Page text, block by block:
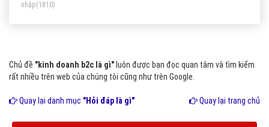
nhập(1810)
Chủ đề "kinh doanh b2c là gì" luôn được bạn đọc quan tâm và tìm kiếm
rất nhiều trên web của chúng tôi cũng như trên Google.
Quay lại danh mục "Hỏi đáp là gì" Quay lại trang chủ